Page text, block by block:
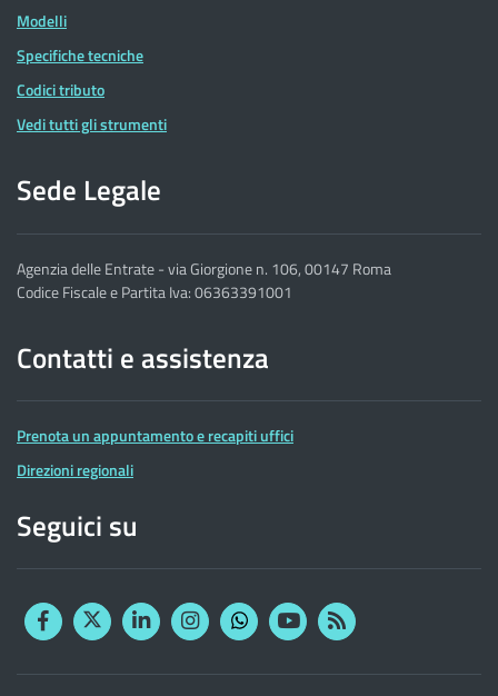
Modelli
Specifiche tecniche
Codici tributo
Vedi tutti gli strumenti
Sede Legale
Agenzia delle Entrate - via Giorgione n. 106, 00147 Roma
Codice Fiscale e Partita Iva: 06363391001
Contatti e assistenza
Prenota un appuntamento e recapiti uffici
Direzioni regionali
Seguici su
FacebookTwitterLinkedinInstagram
YouTubeRSS